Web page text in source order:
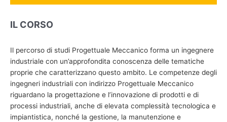
IL CORSO
Il percorso di studi Progettuale Meccanico forma un ingegnere
industriale con un’approfondita conoscenza delle tematiche
proprie che caratterizzano questo ambito. Le competenze degli
ingegneri industriali con indirizzo Progettuale Meccanico
riguardano la progettazione e l’innovazione di prodotti e di
processi industriali, anche di elevata complessità tecnologica e
impiantistica, nonché la gestione, la manutenzione e